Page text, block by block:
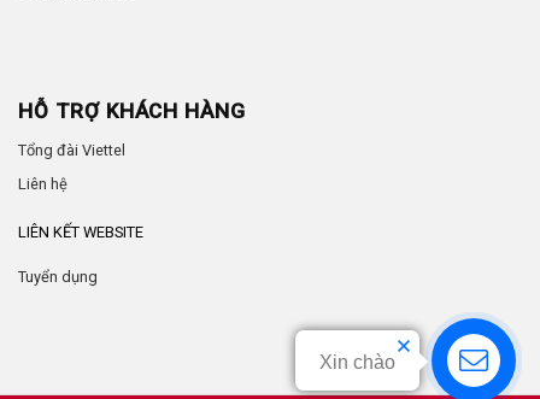
HỖ TRỢ KHÁCH HÀNG
Tổng đài Viettel
Liên hệ
LIÊN KẾT WEBSITE
Tuyển dụng
Xin chào